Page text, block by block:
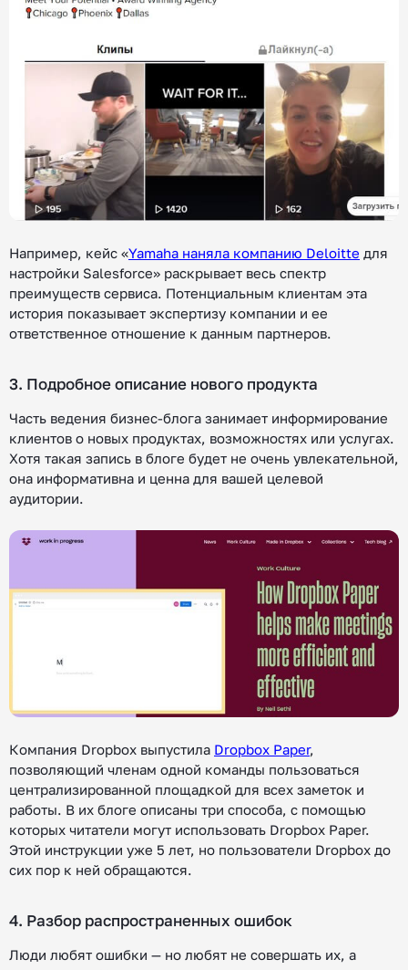
Например, кейс «Yamaha наняла компанию Deloitte для
настройки Salesforce» раскрывает весь спектр
преимуществ сервиса. Потенциальным клиентам эта
история показывает экспертизу компании и ее
ответственное отношение к данным партнеров.
3. Подробное описание нового продукта
Часть ведения бизнес-блога занимает информирование
клиентов о новых продуктах, возможностях или услугах.
Хотя такая запись в блоге будет не очень увлекательной,
она информативна и ценна для вашей целевой
аудитории.
Компания Dropbox выпустила Dropbox Paper,
позволяющий членам одной команды пользоваться
централизированной площадкой для всех заметок и
работы. В их блоге описаны три способа, с помощью
которых читатели могут использовать Dropbox Paper.
Этой инструкции уже 5 лет, но пользователи Dropbox до
сих пор к ней обращаются.
4. Разбор распространенных ошибок
Люди любят ошибки — но любят не совершать их, а